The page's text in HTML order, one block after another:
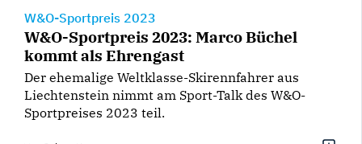
W&O-Sportpreis 2023
W&O-Sportpreis 2023: Marco Büchel
kommt als Ehrengast
Der ehemalige Weltklasse-Skirennfahrer aus
Liechtenstein nimmt am Sport-Talk des W&O-
Sportpreises 2023 teil.